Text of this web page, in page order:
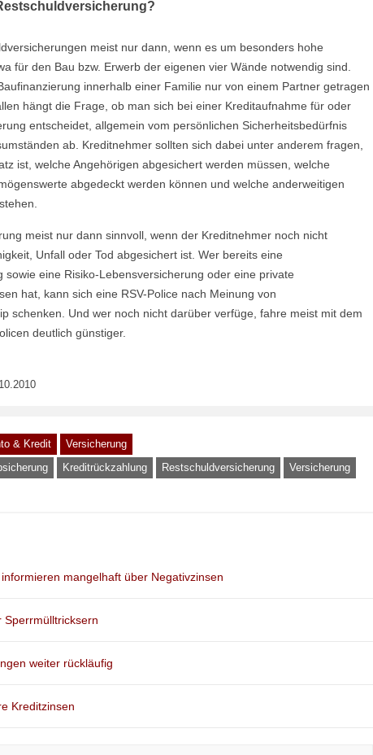
meist nur dann, wenn es um besonders hohe
für den Bau bzw. Erwerb der eigenen vier Wände notwendig sind.
innerhalb einer Familie nur von einem Partner getragen
hängt die Frage, ob man sich bei einer Kreditaufnahme für oder
entscheidet, allgemein vom persönlichen Sicherheitsbedürfnis
ab. Kreditnehmer sollten sich dabei unter anderem fragen,
ist, welche Angehörigen abgesichert werden müssen, welche
abgedeckt werden können und welche anderweitigen
meist nur dann sinnvoll, wenn der Kreditnehmer noch nicht
Unfall oder Tod abgesichert ist. Wer bereits eine
sowie eine Risiko-Lebensversicherung oder eine private
hat, kann sich eine RSV-Police nach Meinung von
schenken. Und wer noch nicht darüber verfüge, fahre meist mit dem
deutlich günstiger.
& Kredit
Versicherung
Kreditrückzahlung Restschuldversicherung Versicherung
mangelhaft über Negativzinsen
Sperrmülltricksern
weiter rückläufig
Kreditzinsen